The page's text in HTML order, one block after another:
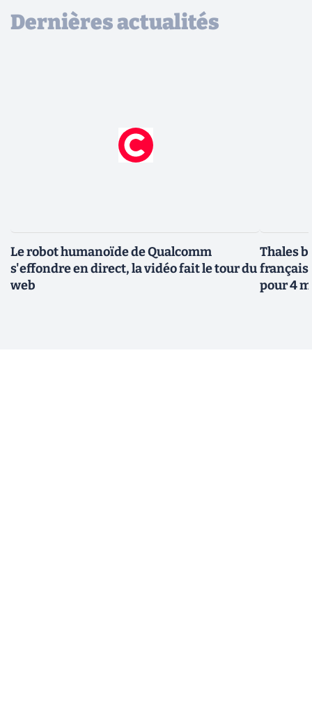
Dernières actualités
Le robot humanoïde de Qualcomm
s'effondre en direct, la vidéo fait le tour du
web
Thales
français
pour 4